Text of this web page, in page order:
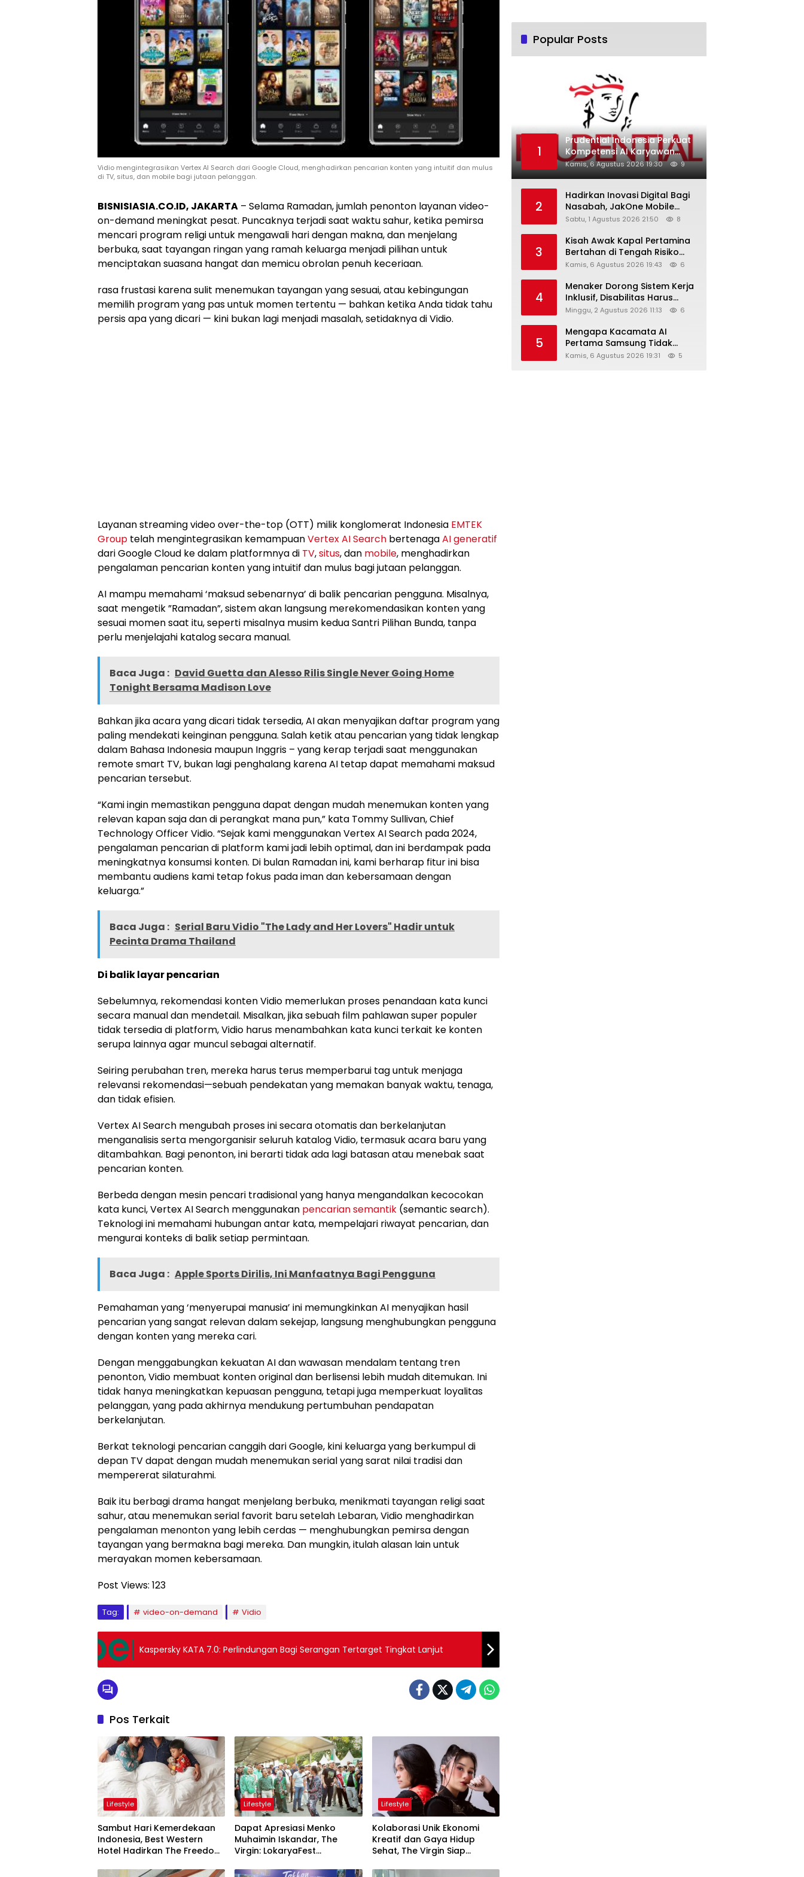
Vidio mengintegrasikan Vertex AI Search dari Google Cloud, menghadirkan pencarian konten yang intuitif dan mulus
di TV, situs, dan mobile bagi jutaan pelanggan.
BISNISIASIA.CO.ID, JAKARTA – Selama Ramadan, jumlah penonton layanan video-
on-demand meningkat pesat. Puncaknya terjadi saat waktu sahur, ketika pemirsa
mencari program religi untuk mengawali hari dengan makna, dan menjelang
berbuka, saat tayangan ringan yang ramah keluarga menjadi pilihan untuk
menciptakan suasana hangat dan memicu obrolan penuh keceriaan.
rasa frustasi karena sulit menemukan tayangan yang sesuai, atau kebingungan
memilih program yang pas untuk momen tertentu — bahkan ketika Anda tidak tahu
persis apa yang dicari — kini bukan lagi menjadi masalah, setidaknya di Vidio.
Layanan streaming video over-the-top (OTT) milik konglomerat Indonesia EMTEK
Group telah mengintegrasikan kemampuanVertex AI Search bertenagaAI generatif
dari Google Cloud ke dalam platformnya di TV,situs, dan mobile, menghadirkan
pengalaman pencarian konten yang intuitif dan mulus bagi jutaan pelanggan.
AI mampu memahami ‘maksud sebenarnya’ di balik pencarian pengguna. Misalnya,
saat mengetik ”Ramadan”, sistem akan langsung merekomendasikan konten yang
sesuai momen saat itu, seperti misalnya musim kedua Santri Pilihan Bunda, tanpa
perlu menjelajahi katalog secara manual.
Baca Juga : David Guetta dan Alesso Rilis Single Never Going Home
Tonight Bersama Madison Love
Bahkan jika acara yang dicari tidak tersedia, AI akan menyajikan daftar program yang
paling mendekati keinginan pengguna. Salah ketik atau pencarian yang tidak lengkap
dalam Bahasa Indonesia maupun Inggris – yang kerap terjadi saat menggunakan
remote smart TV, bukan lagi penghalang karena AI tetap dapat memahami maksud
pencarian tersebut.
“Kami ingin memastikan pengguna dapat dengan mudah menemukan konten yang
relevan kapan saja dan di perangkat mana pun,” kata Tommy Sullivan, Chief
Technology Officer Vidio. “Sejak kami menggunakan Vertex AI Search pada 2024,
pengalaman pencarian di platform kami jadi lebih optimal, dan ini berdampak pada
meningkatnya konsumsi konten. Di bulan Ramadan ini, kami berharap fitur ini bisa
membantu audiens kami tetap fokus pada iman dan kebersamaan dengan
keluarga.”
Baca Juga : Serial Baru Vidio "The Lady and Her Lovers" Hadir untuk
Pecinta Drama Thailand
Di balik layar pencarian
Sebelumnya, rekomendasi konten Vidio memerlukan proses penandaan kata kunci
secara manual dan mendetail. Misalkan, jika sebuah film pahlawan super populer
tidak tersedia di platform, Vidio harus menambahkan kata kunci terkait ke konten
serupa lainnya agar muncul sebagai alternatif.
Seiring perubahan tren, mereka harus terus memperbarui tag untuk menjaga
relevansi rekomendasi—sebuah pendekatan yang memakan banyak waktu, tenaga,
dan tidak efisien.
Vertex AI Search mengubah proses ini secara otomatis dan berkelanjutan
menganalisis serta mengorganisir seluruh katalog Vidio, termasuk acara baru yang
ditambahkan. Bagi penonton, ini berarti tidak ada lagi batasan atau menebak saat
pencarian konten.
Berbeda dengan mesin pencari tradisional yang hanya mengandalkan kecocokan
kata kunci, Vertex AI Search menggunakan pencarian semantik (semantic search).
Teknologi ini memahami hubungan antar kata, mempelajari riwayat pencarian, dan
mengurai konteks di balik setiap permintaan.
Baca Juga : Apple Sports Dirilis, Ini Manfaatnya Bagi Pengguna
Pemahaman yang ‘menyerupai manusia’ ini memungkinkan AI menyajikan hasil
pencarian yang sangat relevan dalam sekejap, langsung menghubungkan pengguna
dengan konten yang mereka cari.
Dengan menggabungkan kekuatan AI dan wawasan mendalam tentang tren
penonton, Vidio membuat konten original dan berlisensi lebih mudah ditemukan. Ini
tidak hanya meningkatkan kepuasan pengguna, tetapi juga memperkuat loyalitas
pelanggan, yang pada akhirnya mendukung pertumbuhan pendapatan
berkelanjutan.
Berkat teknologi pencarian canggih dari Google, kini keluarga yang berkumpul di
depan TV dapat dengan mudah menemukan serial yang sarat nilai tradisi dan
mempererat silaturahmi.
Baik itu berbagi drama hangat menjelang berbuka, menikmati tayangan religi saat
sahur, atau menemukan serial favorit baru setelah Lebaran, Vidio menghadirkan
pengalaman menonton yang lebih cerdas — menghubungkan pemirsa dengan
tayangan yang bermakna bagi mereka. Dan mungkin, itulah alasan lain untuk
merayakan momen kebersamaan.
Post Views: 123
Tag: video-on-demand Vidio
Kaspersky KATA 7.0: Perlindungan Bagi Serangan Tertarget Tingkat Lanjut
Pos Terkait
Lifestyle
Sambut Hari Kemerdekaan
Indonesia, Best Western
Hotel Hadirkan The Freedom
Lifestyle
Dapat Apresiasi Menko
Muhaimin Iskandar, The
Virgin: LokaryaFest
Pertemukan Kolaborasi Apik
Lifestyle
Kolaborasi Unik Ekonomi
Kreatif dan Gaya Hidup
Sehat, The Virgin Siap
LokaryaFest 2026
Popular Posts
1
Prudential Indonesia Perkuat
Kompetensi AI Karyawan
Lewat AI Week
Kamis, 6 Agustus 2026 19:30 9
2
Hadirkan Inovasi Digital Bagi
Nasabah, JakOne Mobile
Antar Bank Jakarta Sukses
Awards 2026
Sabtu, 1 Agustus 2026 21:50 8
3
Kisah Awak Kapal Pertamina
Bertahan di Tengah Risiko
Pelayaran Selat Hormuz
Kamis, 6 Agustus 2026 19:43 6
4
Menaker Dorong Sistem Kerja
Inklusif, Disabilitas Harus
Dapat Kesempatan Setara
Minggu, 2 Agustus 2026 11:13 6
5
Mengapa Kacamata AI
Pertama Samsung Tidak
Dibekali Layar?
Kamis, 6 Agustus 2026 19:31 5